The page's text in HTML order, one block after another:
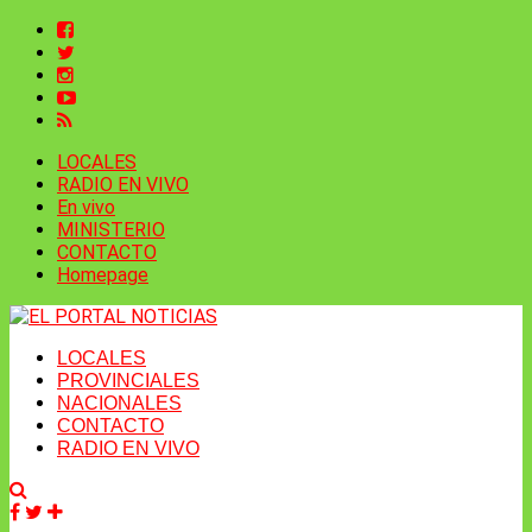
LOCALES
RADIO EN VIVO
En vivo
MINISTERIO
CONTACTO
Homepage
LOCALES
PROVINCIALES
NACIONALES
CONTACTO
RADIO EN VIVO